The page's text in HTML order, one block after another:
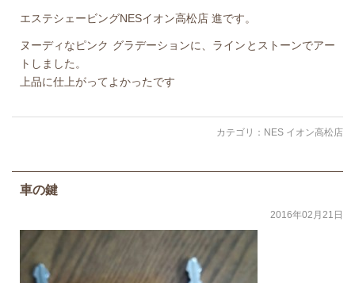
エステシェービングNESイオン高松店 進です。
ヌーディなピンク グラデーションに、ラインとストーンでアー
トしました。
上品に仕上がってよかったです
カテゴリ： NES イオン高松店
車の鍵
2016年02月21日